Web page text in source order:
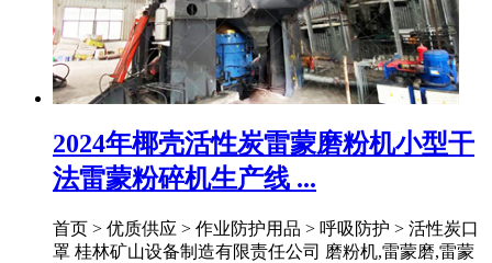
2024年椰壳活性炭雷蒙磨粉机小型干
法雷蒙粉碎机生产线 ...
首页 > 优质供应 > 作业防护用品 > 呼吸防护 > 活性炭口
罩 桂林矿山设备制造有限责任公司 磨粉机,雷蒙磨,雷蒙